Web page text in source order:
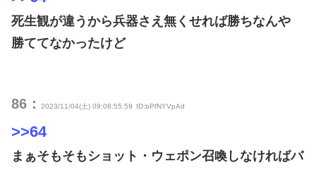
死生観が違うから兵器さえ無くせれば勝ちなんや
勝ててなかったけど
86： 2023/11/04(土) 09:08:55.59 ID:bPfNYVpAd
>>64
まぁそもそもショット・ウェポン召喚しなければバ